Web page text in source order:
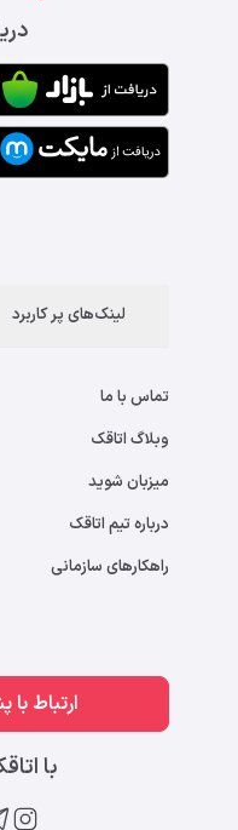
لینک‌های پر کاربرد
تماس با ما
وبلاگ اتاقک
میزبان شوید
درباره تیم اتاقک
راهکارهای سازمانی
ارتباط با
با